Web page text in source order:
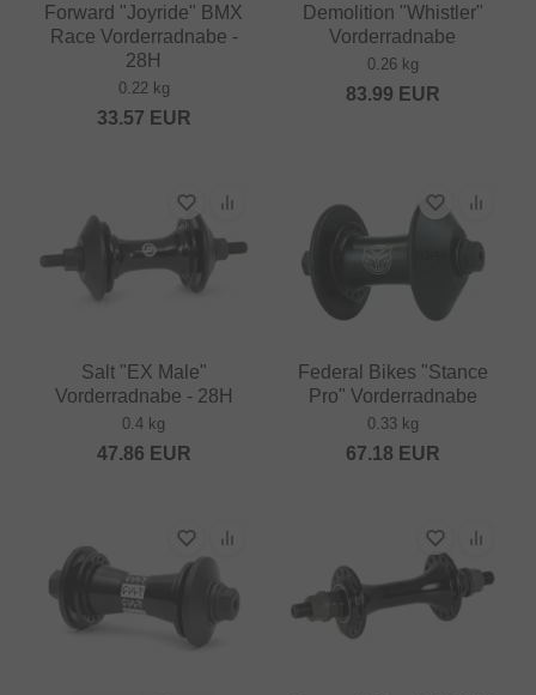
Forward "Joyride" BMX
Race Vorderradnabe -
28H
0.22 kg
33.57 EUR
Demolition "Whistler"
Vorderradnabe
0.26 kg
83.99 EUR
Salt "EX Male"
Vorderradnabe - 28H
0.4 kg
47.86 EUR
Federal Bikes "Stance
Pro" Vorderradnabe
0.33 kg
67.18 EUR